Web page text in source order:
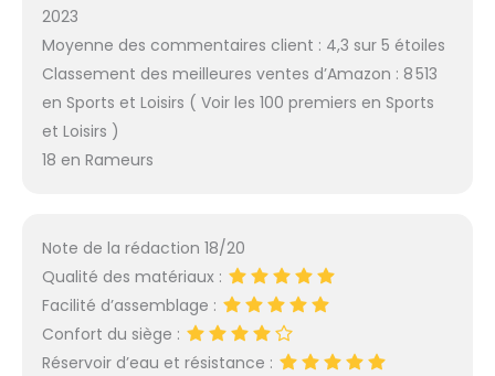
2023
Moyenne des commentaires client : 4,3 sur 5 étoiles
Classement des meilleures ventes d’Amazon : 8 513
en Sports et Loisirs ( Voir les 100 premiers en Sports
et Loisirs )
18 en Rameurs
Note de la rédaction 18/20
Qualité des matériaux :
Facilité d’assemblage :
Confort du siège :
Réservoir d’eau et résistance :